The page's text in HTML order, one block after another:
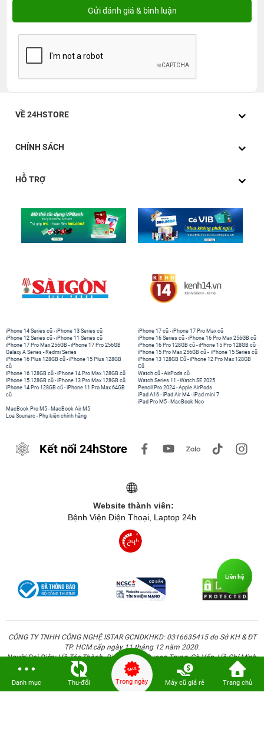
VỀ 24HSTORE
CHÍNH SÁCH
HỖ TRỢ
iPhone 14 Series cũ -iPhone 13 Series cũ
iPhone 12 Series cũ -iPhone 11 Series cũ
iPhone 17 Pro Max 256GB -iPhone 17 Pro 256GB
Galaxy A Series - Redmi Series
iPhone 17 cũ -iPhone 17 Pro Max cũ
iPhone 16 Series cũ - iPhone 16 Pro Max 256GB cũ
iPhone 16 Pro 128GB cũ -iPhone 15 Pro 128GB cũ
iPhone 15 Pro Max 256GB cũ - iPhone 15 Series cũ
iPhone 16 Plus 128GB cũ -iPhone 15 Plus 128GB
cũ
iPhone 16 128GB cũ -iPhone 14 Pro Max 128GB cũ
iPhone 15 128GB cũ -iPhone 13 Pro Max 128GB cũ
iPhone 14 Pro 128GB cũ -iPhone 11 Pro Max 64GB
cũ
iPhone 13 128GB Cũ -iPhone 12 Pro Max 128GB
Cũ
Watch cũ -AirPods cũ
Watch Series 11 -Watch SE 2025
Pencil Pro 2024 -Apple AirPods
iPad A16 -iPad Air M4 -iPad mini 7
iPad Pro M5 - MacBook Neo
MacBook Pro M5 - MacBook Air M5
Loa Sounarc - Phụ kiện chính hãng
Kết nối 24hStore
Website thành viên:
Bệnh Viện Điện Thoại, Laptop 24h
CÔNG TY TNHH CÔNG NGHỆ ISTAR GCNDKHKD: 0316635415 do Sở KH & ĐT
TP. HCM cấp ngày 11 tháng 12 năm 2020.
Người Đại Diện: Hồ Tác Thành. Địa chỉ: 389 Quang Trung, Gò Vấp, Hồ Chí Minh.
Danh mục Thu-đổi Trong ngày Máy cũ giá rẻ Trang chủ
Liên hệ